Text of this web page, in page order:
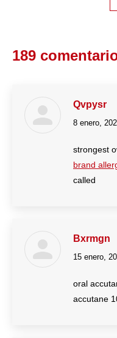
189
Qvpysr
dice:
8 enero,
strongest
brand
called
Bxrmgn
dice:
15 enero,
oral
accutane